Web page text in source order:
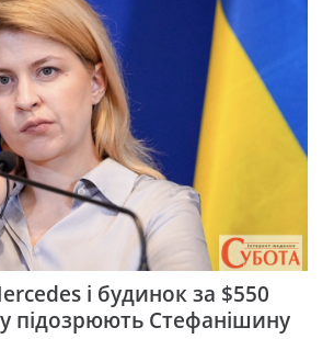
і будинок за $550
підозрюють Стефанішину